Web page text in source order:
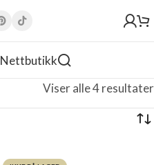
Nettbutikk
Viser alle 4 resultater